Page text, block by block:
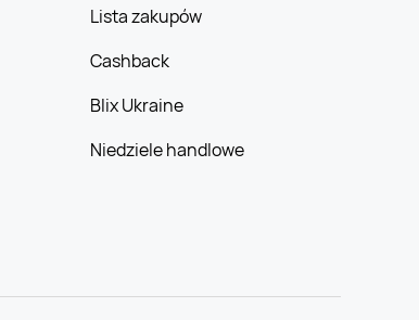
Lista zakupów
Cashback
Blix Ukraine
Niedziele handlowe